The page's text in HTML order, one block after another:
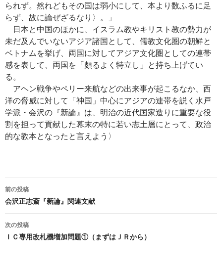
られず。然れどもその国は弱小にして、本より数ふるに足
らず、故に論ぜざるなり〉。」
日本と中国のほかに、イスラム教やキリスト教の勢力が
未だ及んでいないアジア諸国として、儒教文化圏の朝鮮と
ベトナムを挙げ、両国に対してアジア文化圏としての連帯
感を表して、両国を「頗るよく特立し」と持ち上げてい
る。
アヘン戦争やペリー来航などの出来事が起こるなか、西
洋の脅威に対して「神国」中心にアジアの連帯を説く水戸
学派・会沢の『新論』は、明治の近代国家造りに重要な役
割を担って貢献した幕末の特に若い志土層にとって、政治
的な教本となったと言えよう〉
投
稿
ナ
ビ
ゲ
前の投稿
会沢正志斎『新論』関連文献
次の投稿
ＩＣ専用改札機増加問題①（まずはＪＲから）